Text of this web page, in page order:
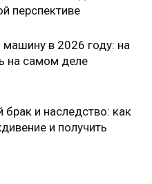
перспективе
машину в 2026 году: на
на самом деле
брак и наследство: как
и получить